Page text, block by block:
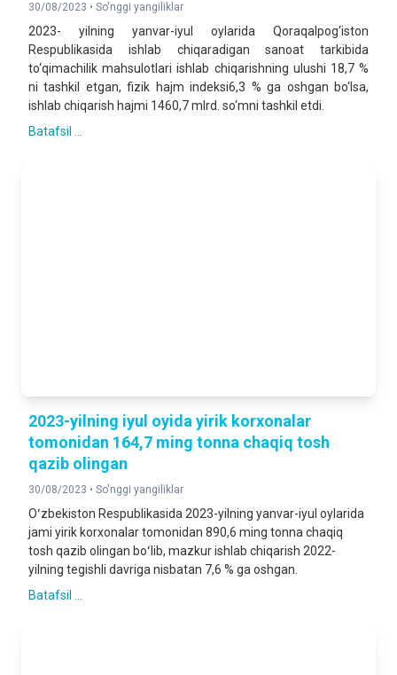
30/08/2023 • So'nggi yangiliklar
2023- yilning yanvar-iyul oylarida Qoraqalpog‘iston
Respublikasida ishlab chiqaradigan sanoat tarkibida
to‘qimachilik mahsulotlari ishlab chiqarishning ulushi 18,7 %
ni tashkil etgan, fizik hajm indeksi6,3 % ga oshgan bo‘lsa,
ishlab chiqarish hajmi 1460,7 mlrd. so‘mni tashkil etdi.
Batafsil ...
2023-yilning iyul oyida yirik korxonalar
tomonidan 164,7 ming tonna chaqiq tosh
qazib olingan
30/08/2023 • So'nggi yangiliklar
Oʻzbekiston Respublikasida 2023-yilning yanvar-iyul oylarida
jami yirik korxonalar tomonidan 890,6 ming tonna chaqiq
tosh qazib olingan boʻlib, mazkur ishlab chiqarish 2022-
yilning tegishli davriga nisbatan 7,6 % ga oshgan.
Batafsil ...